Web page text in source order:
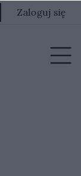
Zaloguj się